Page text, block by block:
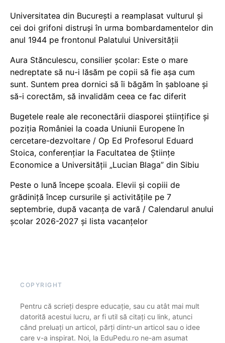
Universitatea din București a reamplasat vulturul și
cei doi grifoni distruși în urma bombardamentelor din
anul 1944 pe frontonul Palatului Universității
Aura Stănculescu, consilier școlar: Este o mare
nedreptate să nu-i lăsăm pe copii să fie așa cum
sunt. Suntem prea dornici să îi băgăm în șabloane și
să-i corectăm, să invalidăm ceea ce fac diferit
Bugetele reale ale reconectării diasporei științifice și
poziția României la coada Uniunii Europene în
cercetare-dezvoltare / Op Ed Profesorul Eduard
Stoica, conferențiar la Facultatea de Științe
Economice a Universității „Lucian Blaga” din Sibiu
Peste o lună începe școala. Elevii și copiii de
grădiniță încep cursurile și activitățile pe 7
septembrie, după vacanța de vară / Calendarul anului
școlar 2026-2027 și lista vacanțelor
COPYRIGHT
Pentru că scrieți despre educație, sau cu atât mai mult
datorită acestui lucru, ar fi util să citați cu link, atunci
când preluați un articol, părți dintr-un articol sau o idee
care v-a inspirat. Noi, la EduPedu.ro ne-am asumat